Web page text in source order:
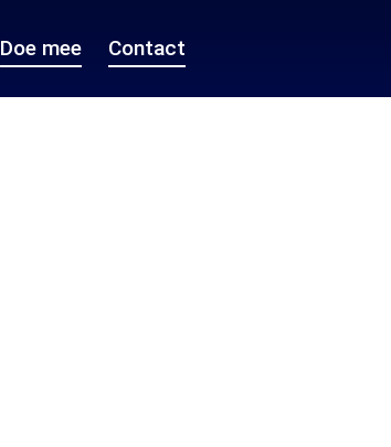
Doe mee Contact